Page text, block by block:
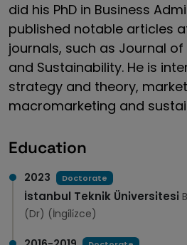
did his PhD in Business
published notable articles
journals, such as Journal
and Sustainability. He is
strategy and theory,
macromarketing and
Education
2023 Doctorate
İstanbul Tekni̇k Üni̇versi̇tesi̇
(Dr) (İngi̇li̇zce)